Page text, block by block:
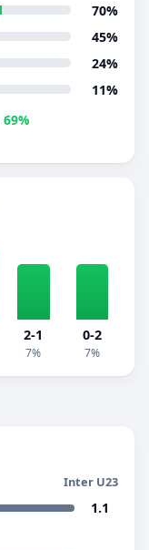
70%
45%
24%
11%
69%
2-1
7%
0-2
7%
Inter U23
1.1